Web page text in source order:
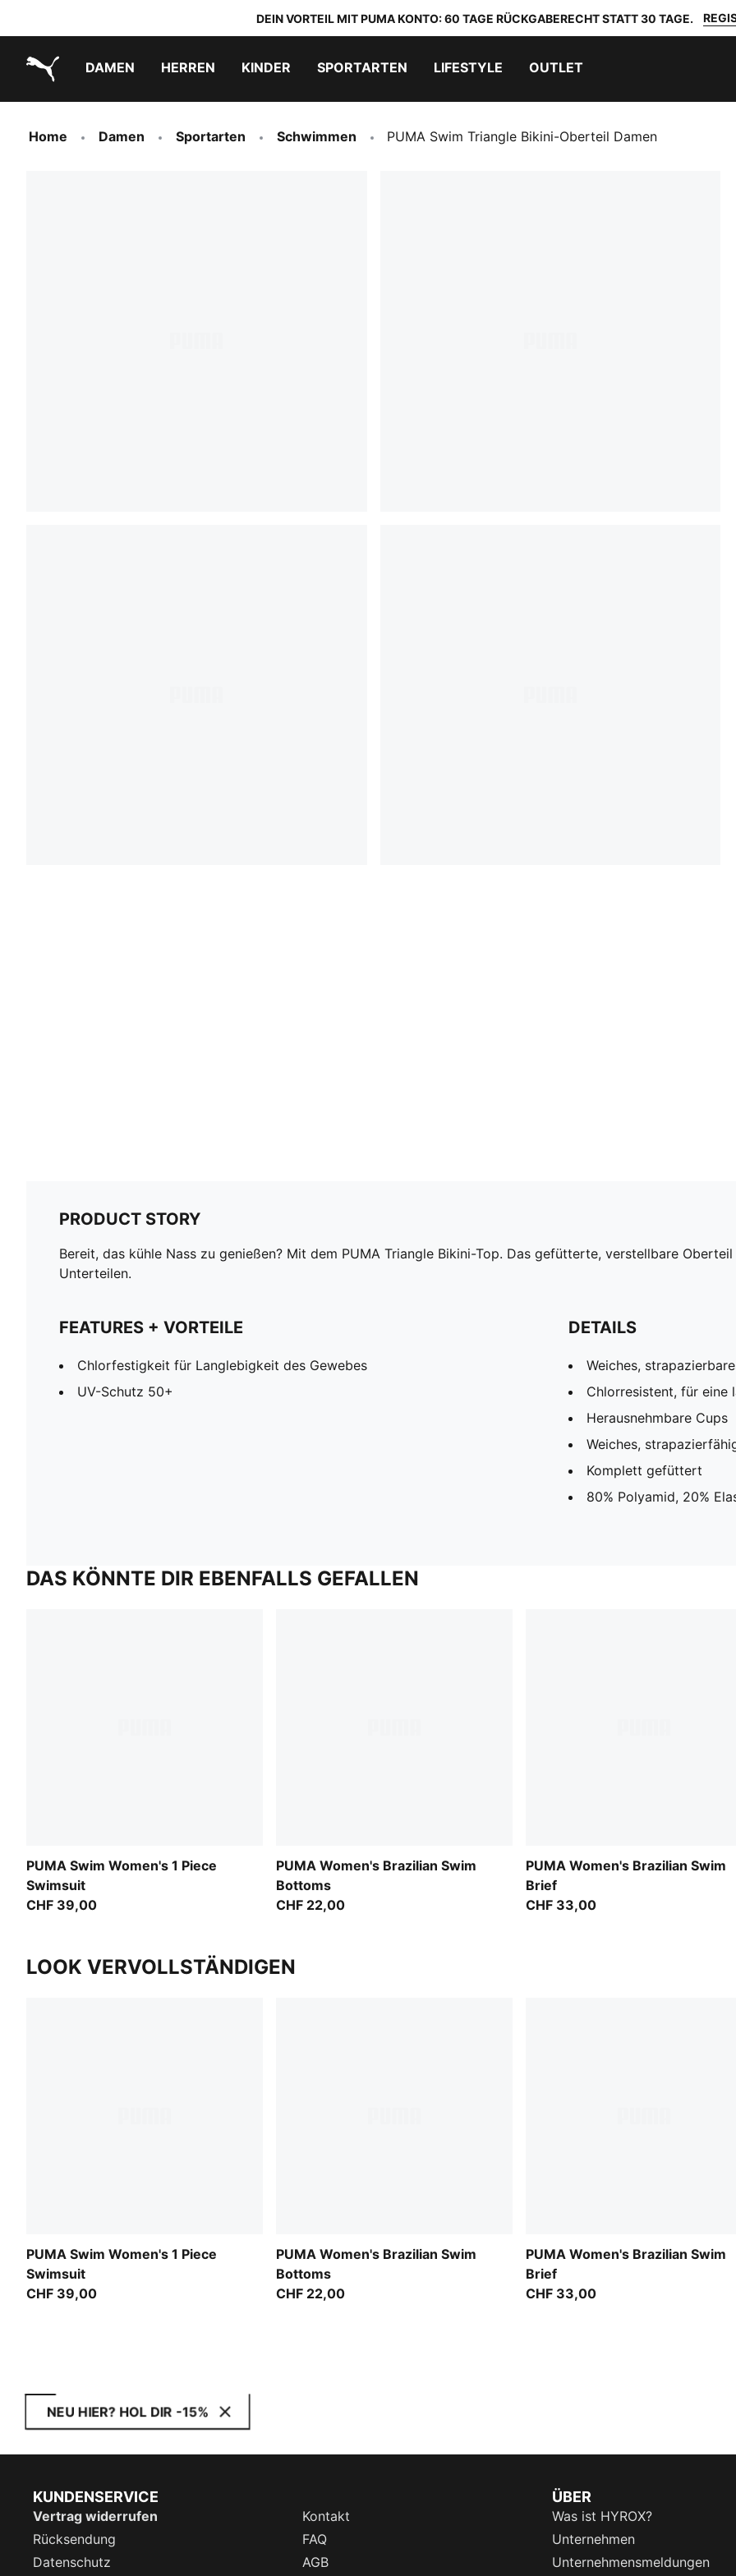
DEIN VORTEIL MIT PUMA KONTO: 60 TAGE RÜCKGABERECHT STATT 30 TAGE.
DAMEN HERREN KINDER SPORTARTEN LIFESTYLE OUTLET
Home Damen Sportarten Schwimmen PUMA Swim Triangle Bikini-Oberteil Damen
PRODUCT STORY
Bereit, das kühle Nass zu genießen? Mit dem PUMA Triangle Bikini-Top. Das gefütterte, verstellbare
Unterteilen.
FEATURES + VORTEILE
Chlorfestigkeit für Langlebigkeit des Gewebes
UV-Schutz 50+
DETAILS
Weiches,
Chlorresistent, für eine
Herausnehmbare Cups
Weiches,
Komplett gefüttert
80% Polyamid, 20%
DAS KÖNNTE DIR EBENFALLS GEFALLEN
PUMA Swim Women's 1 Piece
Swimsuit
CHF 39,00
PUMA Women's Brazilian Swim
Bottoms
CHF 22,00
PUMA Women's Brazilian Swim
Brief
CHF 33,00
LOOK VERVOLLSTÄNDIGEN
PUMA Swim Women's 1 Piece
Swimsuit
CHF 39,00
PUMA Women's Brazilian Swim
Bottoms
CHF 22,00
PUMA Women's Brazilian Swim
Brief
CHF 33,00
NEU HIER? HOL DIR -15%
KUNDENSERVICE
Vertrag widerrufen
Kontakt
Rücksendung
FAQ
Datenschutz
AGB
ÜBER
Was ist HYROX?
Unternehmen
Unternehmensmeldungen